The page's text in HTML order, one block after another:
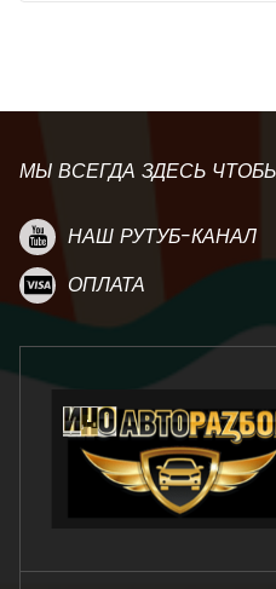
МЫ ВСЕГДА ЗДЕСЬ
НАШ РУТУБ-КАНАЛ
ОПЛАТА